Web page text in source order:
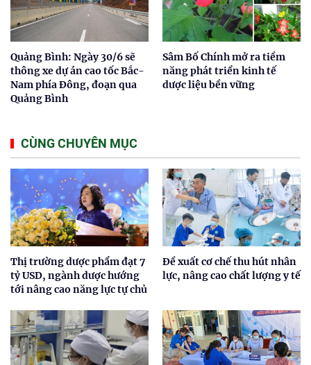
Quảng Bình: Ngày 30/6 sẽ
thông xe dự án cao tốc Bắc-
Nam phía Đông, đoạn qua
Quảng Bình
Sâm Bố Chính mở ra tiềm
năng phát triển kinh tế
dược liệu bền vững
CÙNG CHUYÊN MỤC
Thị trường dược phẩm đạt 7
tỷ USD, ngành dược hướng
tới nâng cao năng lực tự chủ
Đề xuất cơ chế thu hút nhân
lực, nâng cao chất lượng y tế